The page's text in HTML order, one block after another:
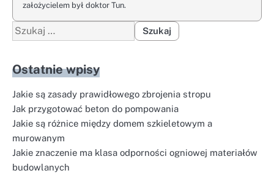
założycielem był doktor Tun.
Szukaj:
Ostatnie wpisy
Jakie są zasady prawidłowego zbrojenia stropu
Jak przygotować beton do pompowania
Jakie są różnice między domem szkieletowym a
murowanym
Jakie znaczenie ma klasa odporności ogniowej materiałów
budowlanych